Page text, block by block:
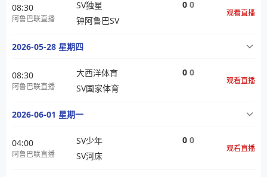
08:30
阿鲁巴联直播
SV独星
钟阿鲁巴SV
0 0
观看直播
2026-05-28 星期四
08:30
阿鲁巴联直播
大西洋体育
SV国家体育
0 0
观看直播
2026-06-01 星期一
04:00
阿鲁巴联直播
SV少年
SV河床
0 0
观看直播